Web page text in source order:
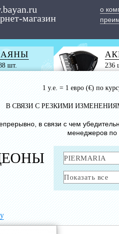
магазин
о
шт. 236
1 у.е. = 1 евро (€) по
В СВЯЗИ С РЕЗКИМИ
в связи с чем
менеджеров по